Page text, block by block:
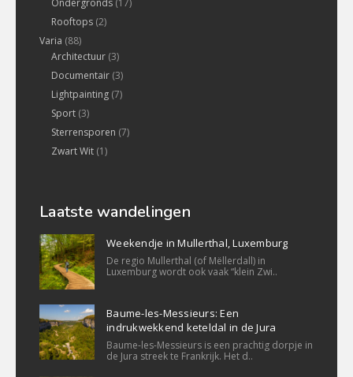
Ondergronds (17)
Rooftops (2)
Varia (88)
Architectuur (3)
Documentair (3)
Lightpainting (7)
Sport (3)
Sterrensporen (7)
Zwart Wit (1)
Laatste wandelingen
Weekendje in Mullerthal, Luxemburg
De regio Mullerthal (of Mëllerdall) in
Luxemburg wordt ook vaak “klein Zwi..
Baume-les-Messieurs: Een
indrukwekkend keteldal in de Jura
Baume-les-Messieurs is een prachtig dorpje in
de Jura streek te Frankrijk. Het d..